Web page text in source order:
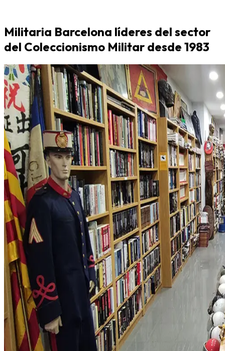
Militaria Barcelona líderes del sector
del Coleccionismo Militar desde 1983